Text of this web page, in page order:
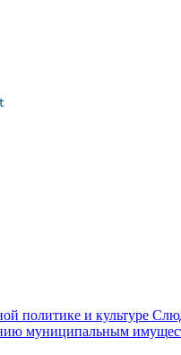
политике и культуре
муниципальным